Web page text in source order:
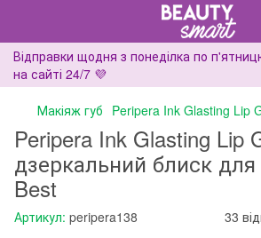
Відправки щодня з понеділка по
на сайті 24/7 💜
Макіяж губ Peripera Ink Glasting Lip
Peripera Ink Glasting Lip
дзеркальний блиск для
Best
Артикул: peripera138 33